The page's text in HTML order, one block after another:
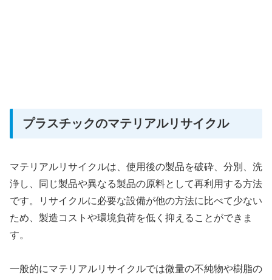
プラスチックのマテリアルリサイクル
マテリアルリサイクルは、使用後の製品を破砕、分別、洗
浄し、同じ製品や異なる製品の原料として再利用する方法
です。リサイクルに必要な設備が他の方法に比べて少ない
ため、製造コストや環境負荷を低く抑えることができま
す。
一般的にマテリアルリサイクルでは微量の不純物や樹脂の